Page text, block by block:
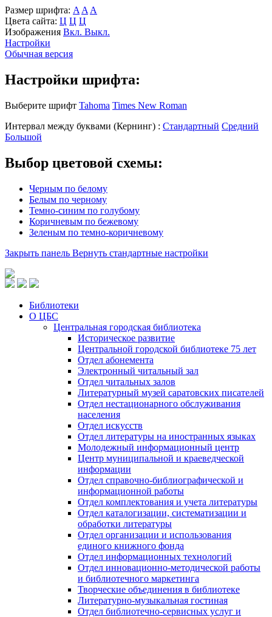
Размер шрифта: A A A
Цвета сайта: Ц Ц Ц
Изображения Вкл. Выкл.
Настройки
Обычная версия
Настройки шрифта:
Выберите шрифт Tahoma Times New Roman
Интервал между буквами (Кернинг) : Стандартный Средний
Большой
Выбор цветовой схемы:
Черным по белому
Белым по черному
Темно-синим по голубому
Коричневым по бежевому
Зеленым по темно-коричневому
Закрыть панель Вернуть стандартные настройки
Библиотеки
О ЦБС
Центральная городская библиотека
Историческое развитие
Центральной городской библиотеке 75 лет
Отдел абонемента
Электронный читальный зал
Отдел читальных залов
Литературный музей саратовских писателей
Отдел нестационарного обслуживания
населения
Отдел искусств
Отдел литературы на иностранных языках
Молодежный информационный центр
Центр муниципальной и краеведческой
информации
Отдел справочно-библиографической и
информационной работы
Отдел комплектования и учета литературы
Отдел каталогизации, систематизации и
обработки литературы
Отдел организации и использования
единого книжного фонда
Отдел информационных технологий
Отдел инновационно-методической работы
и библиотечного маркетинга
Творческие объединения в библиотеке
Литературно-музыкальная гостиная
Отдел библиотечно-сервисных услуг и